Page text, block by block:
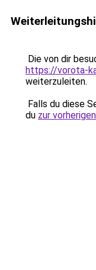
Die von dir
https://vorota-
weiterzuleiten.
Falls du diese
du zur